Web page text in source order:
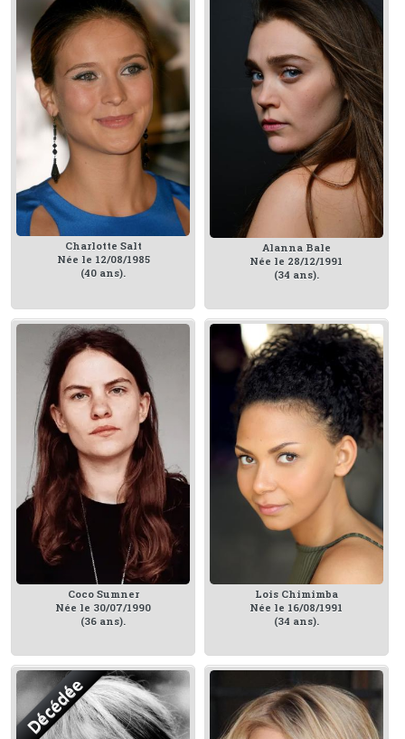
Charlotte Salt
Née le 12/08/1985
(40 ans).
Alanna Bale
Née le 28/12/1991
(34 ans).
Coco Sumner
Née le 30/07/1990
(36 ans).
Lois Chimimba
Née le 16/08/1991
(34 ans).
Décédée